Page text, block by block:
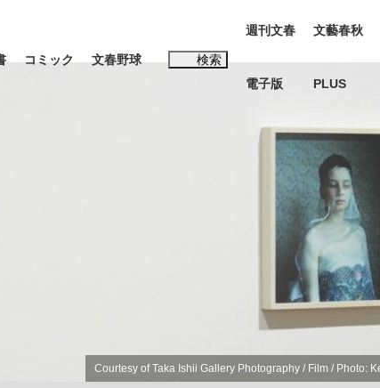
日本代表“敗戦”の真実 選手が明かす...
コミック 文春野球 検索
週刊文春
電子版
文藝春秋
PLUS